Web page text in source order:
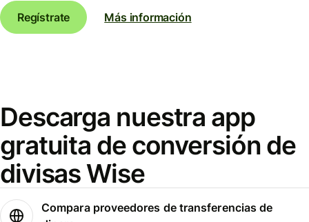
Regístrate
Más información
Descarga nuestra app
gratuita de conversión de
divisas Wise
Compara proveedores de transferencias de